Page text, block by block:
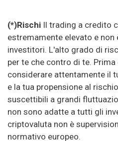
(*)Rischi Il trading a credito
estremamente elevato e
investitori. L'alto grado di
per te che contro di te.
considerare attentamente il
e la tua propensione al
suscettibili a grandi
non sono adatte a tutti gli
criptovaluta non è
normativo europeo.